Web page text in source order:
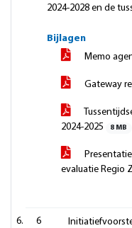
2024-2028 en de
Bijlagen
Memo
Gateway
2024-2025
8 MB
evaluatie Regio
6